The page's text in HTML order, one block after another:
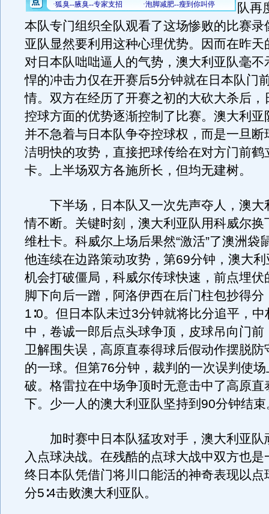
队再
本队专门组织全队观看了这场惨败的比赛录
亚队显然要利用这种心理优势。因而在昨天
对日本队咄咄逼人的气势，澳大利亚队毫不
悍的冲击力仅在开赛后5分钟就在日本队门
情。双方在经历了开赛之初的大砍大杀后，
控球方面的优势逐渐控制了比赛。澳大利亚
并不急着与日本队争夺控球权，而是一旦断
洁明快的攻势，直接把球传给在对方门前鹤
卡。上半场双方各施所长，但均无建树。
下半场，日本队又一次先声夺人，澳大
情不断。关键时刻，澳大利亚队用科威尔换
维杜卡。科威尔上场后果然“激活”了澳洲袋
他连续在边路策动攻势，第69分钟，澳大
机会打破僵局，科威尔传球快速，前点埋伏
脚下向后一蹭，阿洛伊西在后门柱包抄得分
1∶0。但日本队未过3分钟就将比分追平，
中，卷诚一郎后点头球争顶，皮球吊向门前
卫解围失误，高原直泰得球后假动作摆脱防
的一球。但第76分钟，裁判的一次误判使
破。格雷拉在中场争顶时无意击中了高原直
下。少一人的澳大利亚队坚持到90分钟结束
加时赛中日本队猛攻对手，澳大利亚队
入点球决战。在残酷的点球大战中双方也是
终日本队凭借门将川口能活的神奇表现以点
分5∶4击败澳大利亚队。